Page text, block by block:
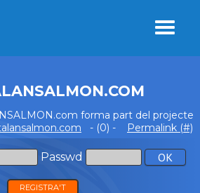
forma part del projecte
- (0) - Permalink (#)
Passwd
REGISTRA'T